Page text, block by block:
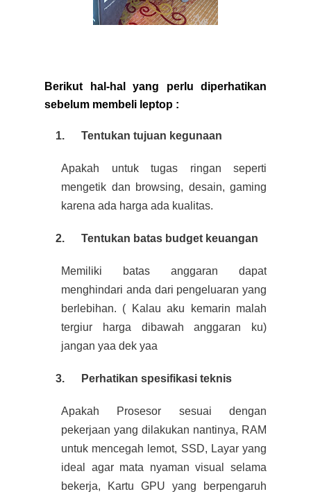
Berikut hal-hal yang perlu diperhatikan
sebelum membeli leptop :
1. Tentukan tujuan kegunaan
Apakah untuk tugas ringan seperti
mengetik dan browsing, desain, gaming
karena ada harga ada kualitas.
2. Tentukan batas budget keuangan
Memiliki batas anggaran dapat
menghindari anda dari pengeluaran yang
berlebihan. ( Kalau aku kemarin malah
tergiur harga dibawah anggaran ku)
jangan yaa dek yaa
3. Perhatikan spesifikasi teknis
Apakah Prosesor sesuai dengan
pekerjaan yang dilakukan nantinya, RAM
untuk mencegah lemot, SSD, Layar yang
ideal agar mata nyaman visual selama
bekerja, Kartu GPU yang berpengaruh